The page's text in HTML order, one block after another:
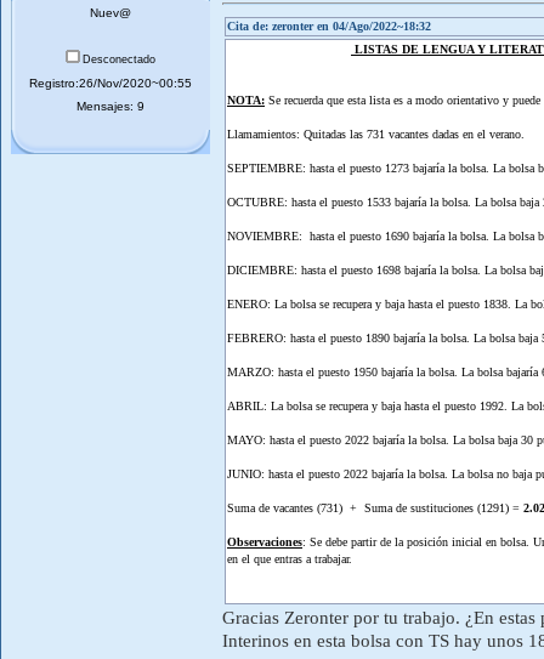
Nuev@
Desconectado
Registro:26/Nov/2020~00:55
Mensajes: 9
Cita de: zeronter en 04/Ago/2022~18:32
LISTAS DE LENGUA Y
NOTA: Se recuerda que esta lista es a modo orientativo y
Llamamientos: Quitadas las 731 vacantes dadas en el verano.
SEPTIEMBRE: hasta el puesto 1273 bajaría la bolsa. La bolsa
OCTUBRE: hasta el puesto 1533 bajaría la bolsa. La bolsa baja
NOVIEMBRE: hasta el puesto 1690 bajaría la bolsa. La bolsa
DICIEMBRE: hasta el puesto 1698 bajaría la bolsa. La bolsa
ENERO: La bolsa se recupera y baja hasta el puesto 1838. La
FEBRERO: hasta el puesto 1890 bajaría la bolsa. La bolsa baja
MARZO: hasta el puesto 1950 bajaría la bolsa. La bolsa bajaría
ABRIL: La bolsa se recupera y baja hasta el puesto 1992. La
MAYO: hasta el puesto 2022 bajaría la bolsa. La bolsa baja 30
JUNIO: hasta el puesto 2022 bajaría la bolsa. La bolsa no baja
Suma de vacantes (731) + Suma de sustituciones (1291) =
Observaciones: Se debe partir de la posición inicial en bolsa.
en el que entras a trabajar.
Gracias Zeronter por tu trabajo. ¿En
Interinos en esta bolsa con TS hay unos